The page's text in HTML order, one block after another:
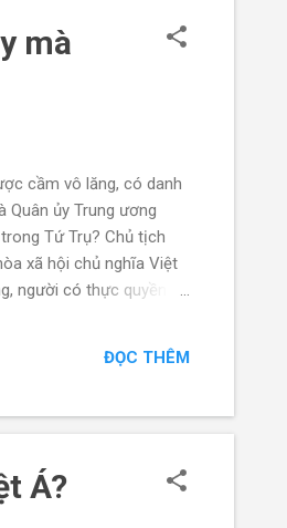
mà
cầm vô lăng, có danh
ủy Trung ương
Tứ Trụ? Chủ tịch
xã hội chủ nghĩa Việt
người có thực quyền
các chức danh cao nhất
ĐỌC THÊM
Á?